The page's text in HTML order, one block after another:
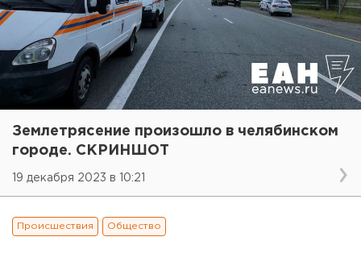
Землетрясение произошло в челябинском
городе. СКРИНШОТ
19 декабря 2023 в 10:21
Происшествия Общество